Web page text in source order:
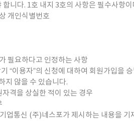
니다. 1호 내지 3호의 사항은 필수사항
개인식별번호
필요하다고 인정하는 사항
“이용자”의 신청에 대하여 회원가입을
지 않을 수 있습니다.
격을 상실한 적이 있는 경우
업통신 (주)네스포가 제시하는 내용을 기